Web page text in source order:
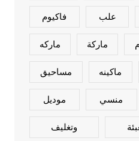
علب فاكيوم
ماركة ماركه
ماكينه مساحيق
منسي موديل
وتغليف